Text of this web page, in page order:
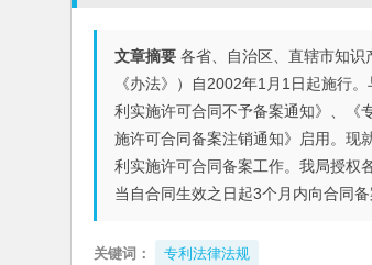
文章摘要 各省、自治区、直辖市知
《办法》）自2002年1月1日起施行
利实施许可合同不予备案通知》、《
施许可合同备案注销通知》启用。现
利实施许可合同备案工作。我局授权
当自合同生效之日起3个月内向合同备
关键词： 专利法律法规